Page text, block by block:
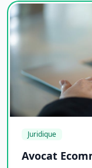
Juridique
Avocat